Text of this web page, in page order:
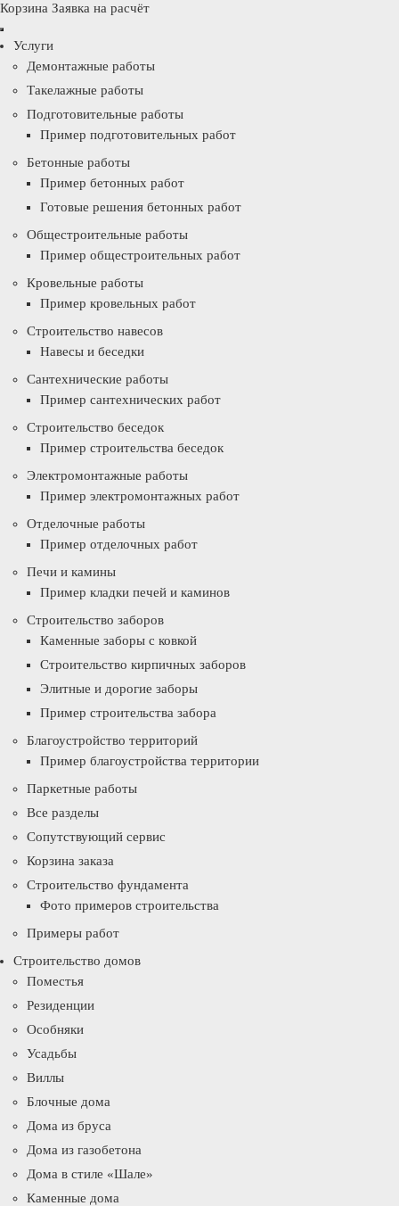
Корзина Заявка на расчёт
Услуги
Демонтажные работы
Такелажные работы
Подготовительные работы
Пример подготовительных работ
Бетонные работы
Пример бетонных работ
Готовые решения бетонных работ
Общестроительные работы
Пример общестроительных работ
Кровельные работы
Пример кровельных работ
Строительство навесов
Навесы и беседки
Сантехнические работы
Пример сантехнических работ
Строительство беседок
Пример строительства беседок
Электромонтажные работы
Пример электромонтажных работ
Отделочные работы
Пример отделочных работ
Печи и камины
Пример кладки печей и каминов
Строительство заборов
Каменные заборы с ковкой
Строительство кирпичных заборов
Элитные и дорогие заборы
Пример строительства забора
Благоустройство территорий
Пример благоустройства территории
Паркетные работы
Все разделы
Сопутствующий сервис
Корзина заказа
Строительство фундамента
Фото примеров строительства
Примеры работ
Строительство домов
Поместья
Резиденции
Особняки
Усадьбы
Виллы
Блочные дома
Дома из бруса
Дома из газобетона
Дома в стиле «Шале»
Каменные дома